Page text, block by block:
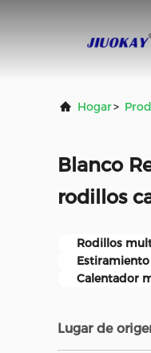
Hogar>
Blanco
rodillos
Rodillos
Calentador
Lugar de